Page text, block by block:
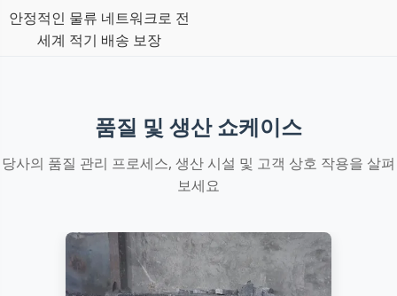
안정적인 물류 네트워크로 전
세계 적기 배송 보장
품질 및 생산 쇼케이스
당사의 품질 관리 프로세스, 생산 시설 및 고객 상호 작용을 살펴
보세요